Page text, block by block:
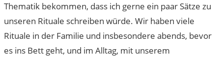
Thematik bekommen, dass ich gerne ein paar Sätze zu
unseren Rituale schreiben würde. Wir haben viele
Rituale in der Familie und insbesondere abends, bevor
es ins Bett geht, und im Alltag, mit unserem